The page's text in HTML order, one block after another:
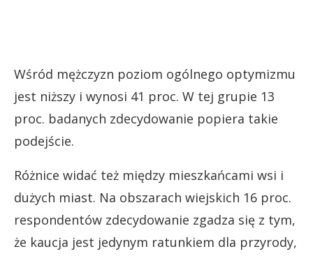
Wśród mężczyzn poziom ogólnego optymizmu
jest niższy i wynosi 41 proc. W tej grupie 13
proc. badanych zdecydowanie popiera takie
podejście.
Różnice widać też między mieszkańcami wsi i
dużych miast. Na obszarach wiejskich 16 proc.
respondentów zdecydowanie zgadza się z tym,
że kaucja jest jedynym ratunkiem dla przyrody,